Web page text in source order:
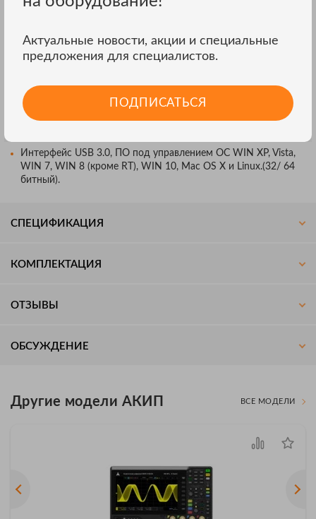
Математика: 30 функций (4 оператора – вх.кан./
опорн.осцилл./ время/ число π);
DCC, DMX512, Ethernet 10Base-T, FlexRay, I²C, I²S, LIN,
Manchester, Modbus ASCII, Modbus RTU, PS/2, SENT, SPI,
UART (в зависимости от числа каналов);
Интерфейс USB 3.0, ПО под управлением ОС WIN XP, Vista,
WIN 7, WIN 8 (кроме RT), WIN 10, Mac OS X и Linux.(32/ 64
битный).
СПЕЦИФИКАЦИЯ
КОМПЛЕКТАЦИЯ
ОТЗЫВЫ
ОБСУЖДЕНИЕ
Другие модели АКИП ВСЕ МОДЕЛИ
Актуальные новости, акции и специальные
предложения для специалистов.
ПОДПИСАТЬСЯ